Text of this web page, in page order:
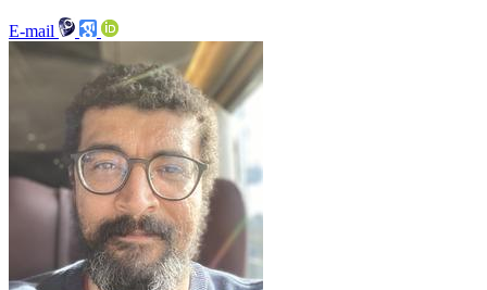
E-mail